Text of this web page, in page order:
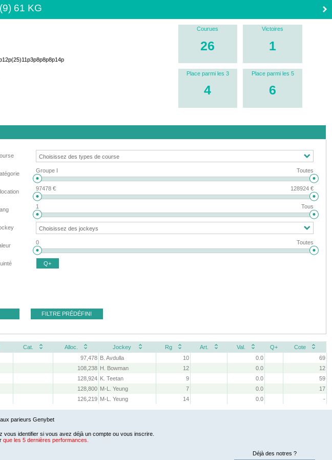
61 KG
Courues
26
Victoires
1
Place parmi les 3
4
Place parmi les 5
6
Groupe I Toutes
97478 € 128924 €
1 Tous
0 Toutes
Q+
FILTRE PRÉDÉFINI
Cat. Alloc. Jockey Rg Art. Val. Q+
Cote
97,478 B. Avdulla 10 0.0
69
108,238 H. Bowman 12 0.0
12
128,924 K. Teetan 9 0.0
59
128,800 M-L. Yeung 7 0.0
17
126,219 M-L. Yeung 14 0.0 -
parieurs Genybet
identifier si vous avez déjà un compte ou vous inscrire.
que les 5 dernières performances.
Déjà des notres ?